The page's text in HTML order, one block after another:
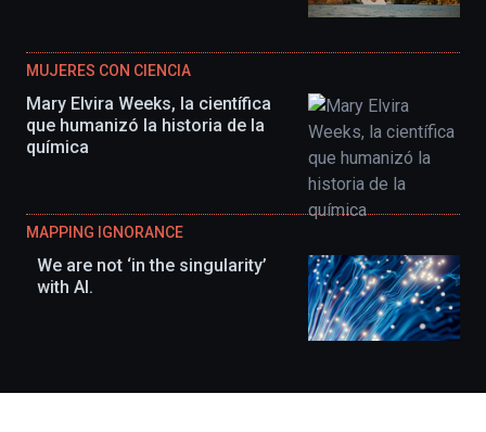
MUJERES CON CIENCIA
Mary Elvira Weeks, la científica
que humanizó la historia de la
química
MAPPING IGNORANCE
We are not ‘in the singularity’
with AI.